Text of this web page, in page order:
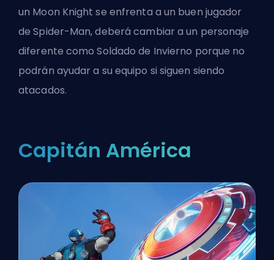
un Moon Knight se enfrenta a un buen jugador
de Spider-Man, deberá cambiar a un personaje
diferente como Soldado de Invierno porque no
podrán ayudar a su equipo si siguen siendo
atacados.
Capitán América